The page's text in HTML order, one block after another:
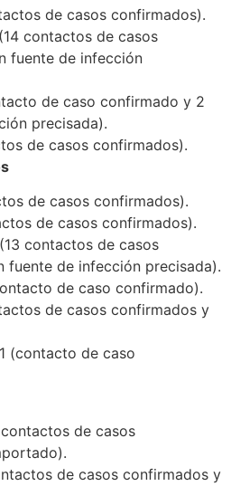
de casos confirmados).
contactos de casos
fuente de infección
de caso confirmado y 2
precisada).
de casos confirmados).
de casos confirmados).
de casos confirmados).
contactos de casos
fuente de infección precisada).
de caso confirmado).
de casos confirmados y
(contacto de caso
de casos
de casos confirmados y